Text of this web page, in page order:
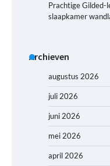
Prachtige Gilded-
slaapkamer
Archieven
augustus 2026
juli 2026
juni 2026
mei 2026
april 2026